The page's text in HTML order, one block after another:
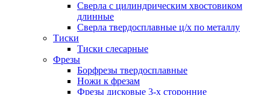
Сверла с цилиндрическим хвостовиком
длинные
Сверла твердосплавные ц/х по металлу
Тиски
Тиски слесарные
Фрезы
Борфрезы твердосплавные
Ножи к фрезам
Фрезы дисковые 3-х сторонние